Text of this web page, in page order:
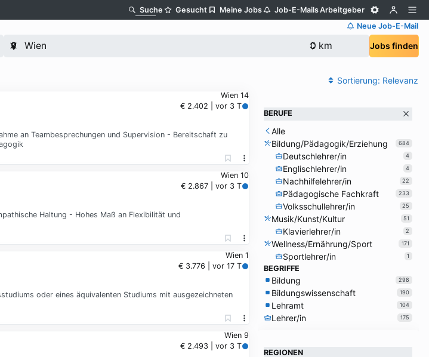
Suche Gesucht Meine Jobs Job-E-MailsArbeitgeber
Neue Job-E-Mail
Jobs finden
Sortierung: Relevanz
Wien 14
€ 2.402 | vor 3 T
an Teambesprechungen und Supervision - Bereitschaft zu
Wien 10
€ 2.867 | vor 3 T
Haltung - Hohes Maß an Flexibilität und
Wien 1
€ 3.776 | vor 17 T
oder eines äquivalenten Studiums mit ausgezeichneten
Wien 9
€ 2.493 | vor 3 T
BERUFE
Alle
Bildung/Pädagogik/Erziehung
684
Deutschlehrer/in 4
Englischlehrer/in 4
Nachhilfelehrer/in 22
Pädagogische Fachkraft 233
Volksschullehrer/in 25
Musik/Kunst/Kultur 51
Klavierlehrer/in 2
Wellness/Ernährung/Sport 171
Sportlehrer/in 1
BEGRIFFE
Bildung 298
Bildungswissenschaft 190
Lehramt 104
Lehrer/in 175
REGIONEN